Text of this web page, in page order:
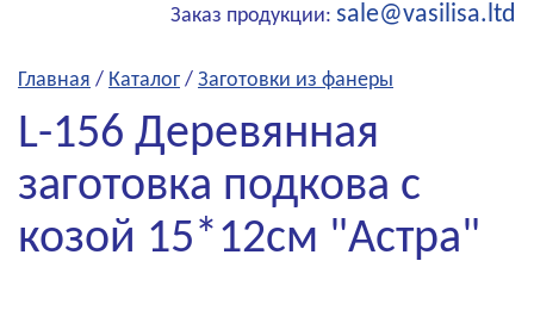
Заказ продукции: sale@vasilisa.ltd
Главная / Каталог / Заготовки из фанеры
L-156 Деревянная
заготовка подкова с
козой 15*12см "Астра"